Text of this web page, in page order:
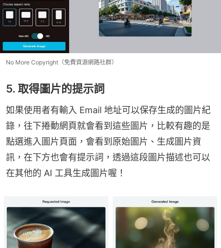
No More Copyright（免費資源網路社群）
5. 取得圖片的提示詞
如果使用者有輸入 Email 地址可以保存生成的圖片紀
錄，往下捲動網頁就會看到這些圖片，比較有趣的是
點選進入圖片頁面，會看到原始圖片、生成圖片資
訊，在下方也會有提示詞，透過這段圖片描述也可以
在其他的 AI 工具生成圖片喔！